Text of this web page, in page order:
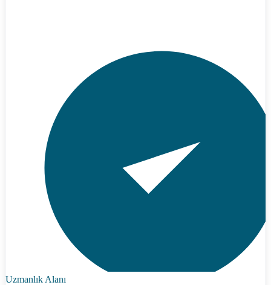
Uzmanlık Alanı